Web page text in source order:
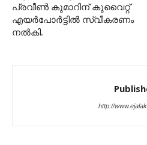
പ്രവീൺ കുമാറിന് കുവൈറ്റ്
എയർപോർട്ടിൽ സ്വീകരണം
നൽകി.
http://